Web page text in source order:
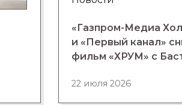
«Газпром-Медиа
и «Первый канал»
фильм «ХРУМ» с
22 июля 2026